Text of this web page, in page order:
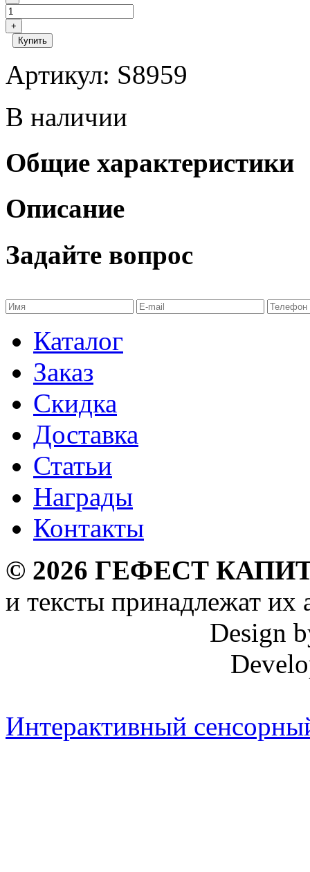
+
Купить
Артикул: S8959
В наличии
Общие характеристики
Описание
Задайте вопрос
Каталог
Заказ
Скидка
Доставка
Статьи
Награды
Контакты
© 2026 ГЕФЕСТ
и тексты принадлежат их
Design
Интерактивный